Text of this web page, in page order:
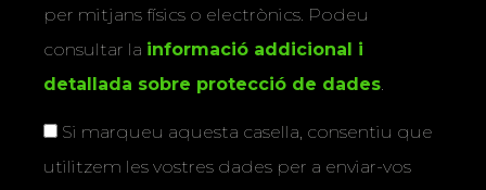
per mitjans físics o electrònics. Podeu
consultar la informació addicional i
detallada sobre protecció de dades.
Si marqueu aquesta casella, consentiu que
utilitzem les vostres dades per a enviar-vos